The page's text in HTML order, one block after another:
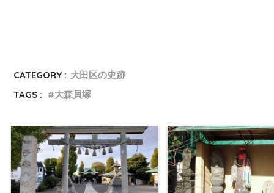
CATEGORY : 大田区の史跡
TAGS :
大森貝塚